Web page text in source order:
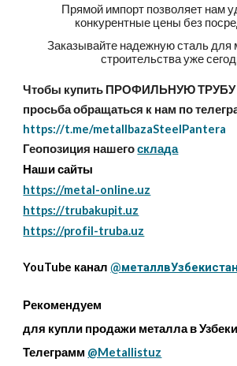
Прямой импорт позволяет нам
конкурентные цены без
Заказывайте надежную сталь для
строительства уже
Чтобы купить ПРОФИЛЬНУЮ ТРУБУ
просьба обращаться к нам по
https://t.me/metallbazaSteelPantera
Геопозиция нашего склада
Наши сайты
https://metal-online.uz
https://trubakupit.uz
https://profil-truba.uz
YouTube канал
Рекомендуем
для купли продажи металла в
Телеграмм @Metallistuz